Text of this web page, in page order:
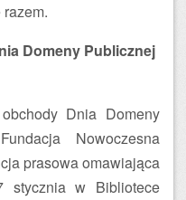
Domeny Publicznej
Dnia Domeny
Nowoczesna
prasowa omawiająca
stycznia w Bibliotece